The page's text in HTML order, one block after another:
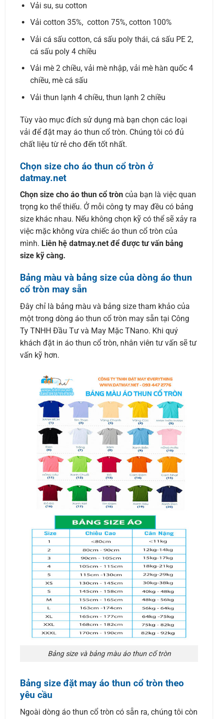
Vải su, su cotton
Vải cotton 35%, cotton 75%, cotton 100%
Vải cá sấu cotton, cá sấu poly thái, cá sấu PE 2,
cá sấu poly 4 chiều
Vải mè 2 chiều, vải mè nhập, vải mè hàn quốc 4
chiều, mè cá sấu
Vải thun lạnh 4 chiều, thun lạnh 2 chiều
Tùy vào mục đích sử dụng mà bạn chọn các loại
vải để đặt may áo thun cổ tròn. Chúng tôi có đủ
chất liệu từ rẻ cho đến tốt nhất.
Chọn size cho áo thun cổ tròn ở
datmay.net
Chọn size cho áo thun cổ tròn của bạn là việc quan
trọng ko thể thiếu. Ở mỗi công ty may đều có bảng
size khác nhau. Nếu không chọn kỹ có thể sẽ xảy ra
việc mặc không vừa chiếc áo thun cổ tròn của
mình. Liên hệ datmay.net để được tư vấn bảng
size kỹ càng.
Bảng màu và bảng size của dòng áo thun
cổ tròn may sẵn
Đây chỉ là bảng màu và bảng size tham khảo của
một trong dòng áo thun cổ tròn may sẵn tại Công
Ty TNHH Đầu Tư và May Mặc TNano. Khi quý
khách đặt in áo thun cổ tròn, nhân viên tư vấn sẽ tư
vấn kỹ hơn.
Bảng size và bảng màu áo thun cổ tròn
Bảng size đặt may áo thun cổ tròn theo
yêu cầu
Ngoài dòng áo thun cổ tròn có sẵn ra, chúng tôi còn